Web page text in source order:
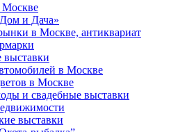
Москве
и Дача»
в Москве, антиквариат
в Москве
в Москве
и свадебные выставки
выставки